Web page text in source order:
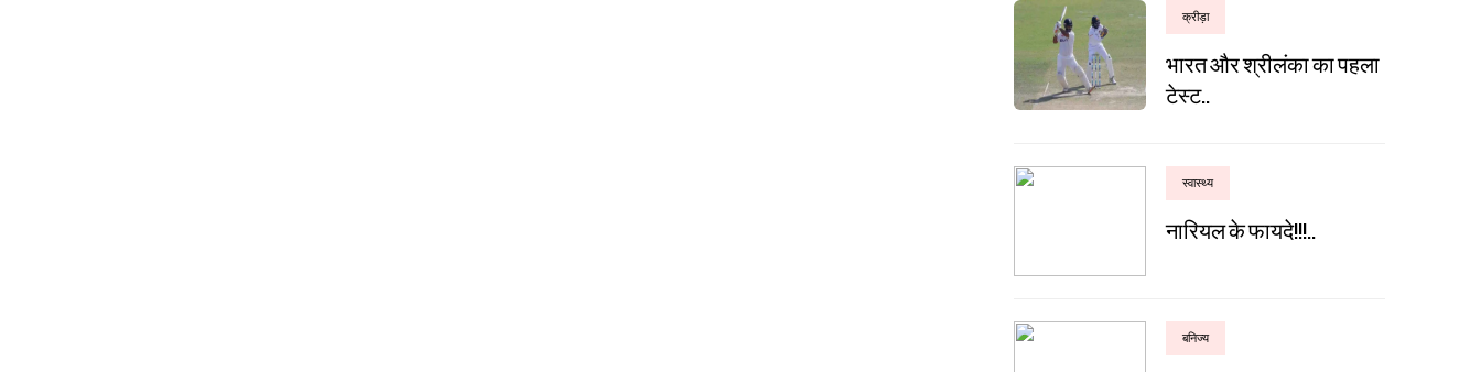
क्रीड़ा
भारत और श्रीलंका का पहला
टेस्ट..
स्वास्थ्य
नारियल के फायदे!!!..
बनिज्य